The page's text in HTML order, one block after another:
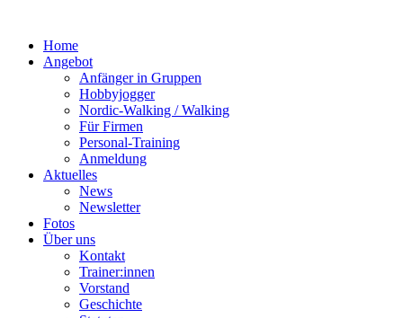
Home
Angebot
Anfänger in Gruppen
Hobbyjogger
Nordic-Walking / Walking
Für Firmen
Personal-Training
Anmeldung
Aktuelles
News
Newsletter
Fotos
Über uns
Kontakt
Trainer:innen
Vorstand
Geschichte